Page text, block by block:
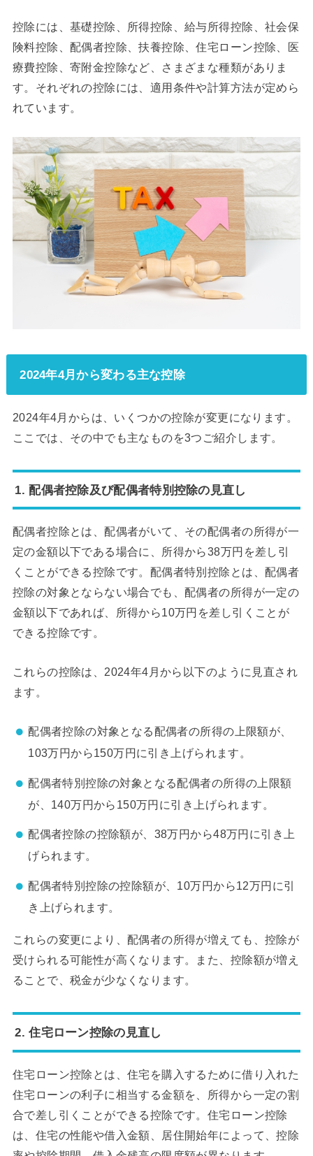
控除には、基礎控除、所得控除、給与所得控除、社会保
険料控除、配偶者控除、扶養控除、住宅ローン控除、医
療費控除、寄附金控除など、さまざまな種類がありま
す。それぞれの控除には、適用条件や計算方法が定めら
れています。
2024年4月から変わる主な控除
2024年4月からは、いくつかの控除が変更になります。
ここでは、その中でも主なものを3つご紹介します。
1. 配偶者控除及び配偶者特別控除の見直し
配偶者控除とは、配偶者がいて、その配偶者の所得が一
定の金額以下である場合に、所得から38万円を差し引
くことができる控除です。配偶者特別控除とは、配偶者
控除の対象とならない場合でも、配偶者の所得が一定の
金額以下であれば、所得から10万円を差し引くことが
できる控除です。
これらの控除は、2024年4月から以下のように見直され
ます。
配偶者控除の対象となる配偶者の所得の上限額が、
103万円から150万円に引き上げられます。
配偶者特別控除の対象となる配偶者の所得の上限額
が、140万円から150万円に引き上げられます。
配偶者控除の控除額が、38万円から48万円に引き上
げられます。
配偶者特別控除の控除額が、10万円から12万円に引
き上げられます。
これらの変更により、配偶者の所得が増えても、控除が
受けられる可能性が高くなります。また、控除額が増え
ることで、税金が少なくなります。
2. 住宅ローン控除の見直し
住宅ローン控除とは、住宅を購入するために借り入れた
住宅ローンの利子に相当する金額を、所得から一定の割
合で差し引くことができる控除です。住宅ローン控除
は、住宅の性能や借入金額、居住開始年によって、控除